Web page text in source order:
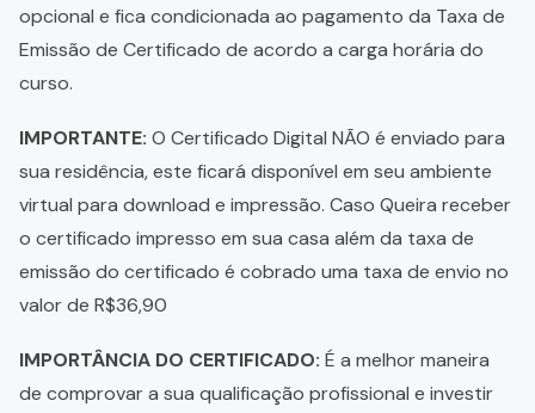
opcional e fica condicionada ao pagamento da Taxa de
Emissão de Certificado de acordo a carga horária do
curso.
IMPORTANTE: O Certificado Digital NÃO é enviado para
sua residência, este ficará disponível em seu ambiente
virtual para download e impressão. Caso Queira receber
o certificado impresso em sua casa além da taxa de
emissão do certificado é cobrado uma taxa de envio no
valor de R$36,90
IMPORTÂNCIA DO CERTIFICADO: É a melhor maneira
de comprovar a sua qualificação profissional e investir